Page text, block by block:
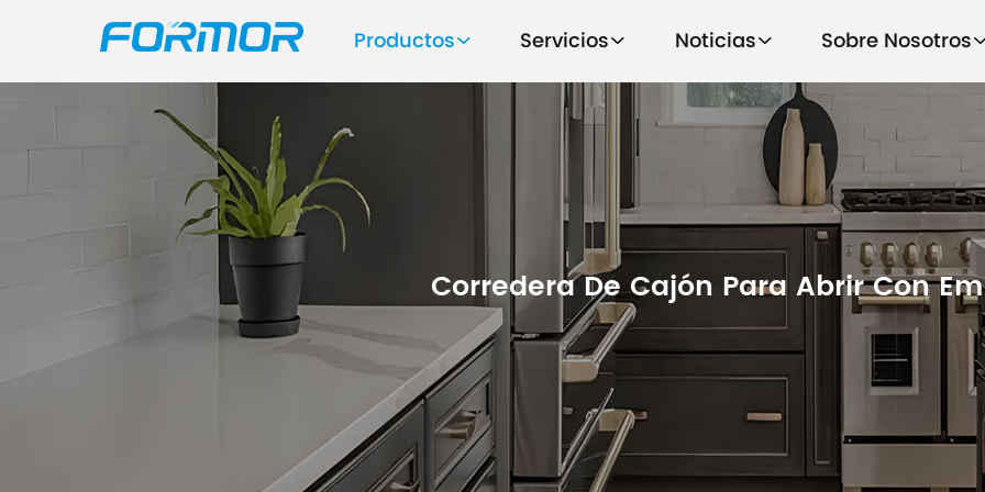
Productos Servicios Noticias Sobre Nosotros
Corredera De Cajón Para Abrir Con